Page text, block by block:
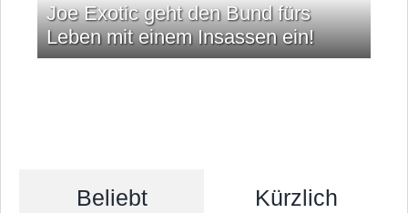
Joe Exotic geht den Bund fürs
Leben mit einem Insassen ein!
Beliebt Kürzlich